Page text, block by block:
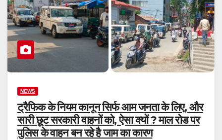
NEWS
ट्रैफिक के नियम कानून सिर्फ आम जनता के लिए, और
सारी छूट सरकारी वाहनों को, ऐसा क्यों ? माल रोड पर
पुलिस के वाहन बन रहे है जाम का कारण